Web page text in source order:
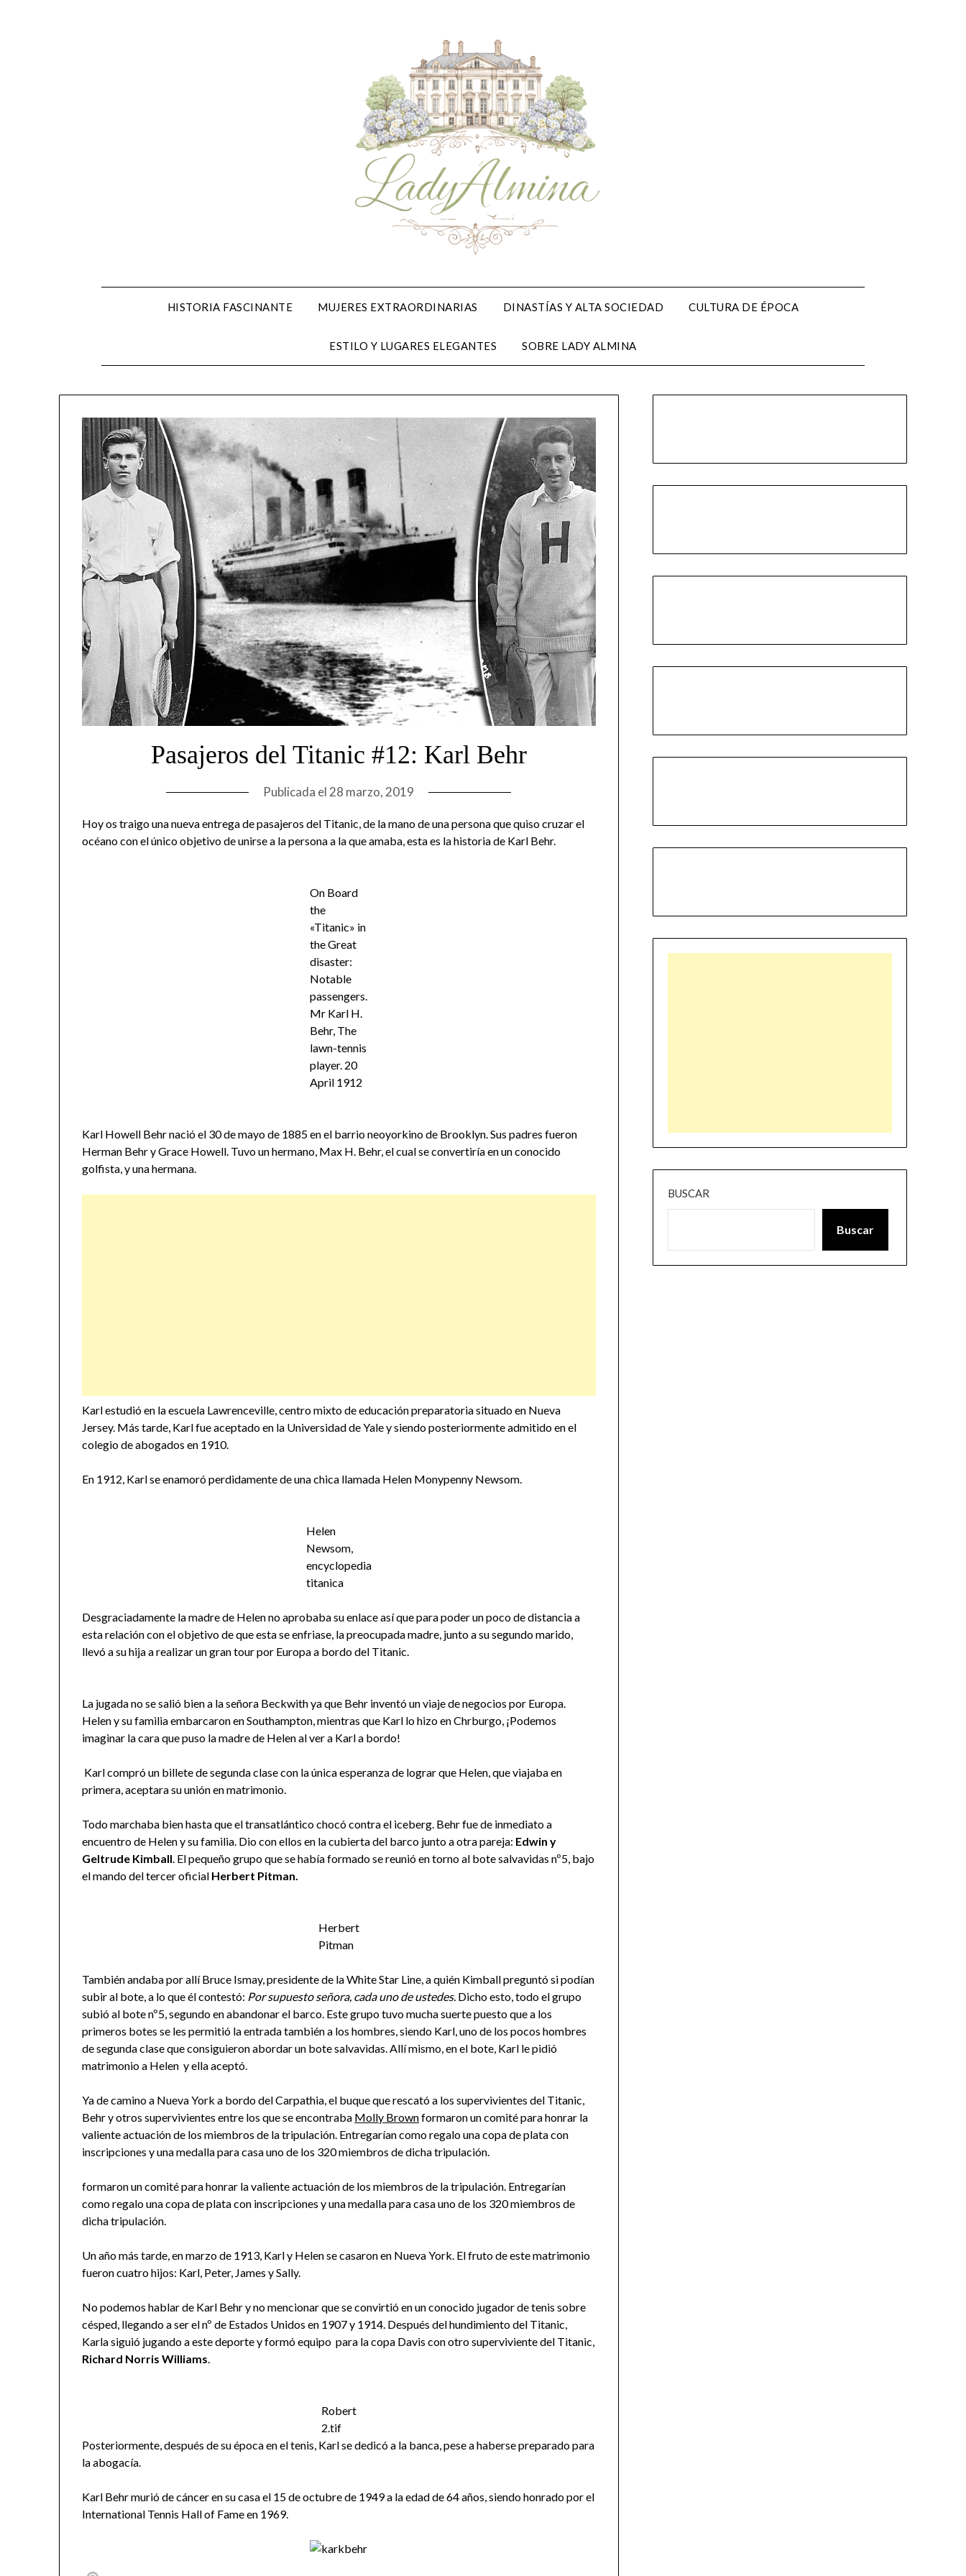
HISTORIA FASCINANTE MUJERES EXTRAORDINARIAS DINASTÍAS Y ALTA SOCIEDAD CULTURA DE ÉPOCA
ESTILO Y LUGARES ELEGANTES SOBRE LADY ALMINA
Pasajeros del Titanic #12: Karl Behr
Publicada el28 marzo, 2019
Hoy os traigo una nueva entrega de pasajeros del Titanic, de la mano de una persona que quiso cruzar el
océano con el único objetivo de unirse a la persona a la que amaba, esta es la historia de Karl Behr.
On Board
the
«Titanic» in
the Great
disaster:
Notable
passengers.
Mr Karl H.
Behr, The
lawn-tennis
player. 20
April 1912
Karl Howell Behr nació el 30 de mayo de 1885 en el barrio neoyorkino de Brooklyn. Sus padres fueron
Herman Behr y Grace Howell. Tuvo un hermano, Max H. Behr, el cual se convertiría en un conocido
golfista, y una hermana.
Karl estudió en la escuela Lawrenceville, centro mixto de educación preparatoria situado en Nueva
Jersey. Más tarde, Karl fue aceptado en la Universidad de Yale y siendo posteriormente admitido en el
colegio de abogados en 1910.
En 1912, Karl se enamoró perdidamente de una chica llamada Helen Monypenny Newsom.
Helen
Newsom,
encyclopedia
titanica
Desgraciadamente la madre de Helen no aprobaba su enlace así que para poder un poco de distancia a
esta relación con el objetivo de que esta se enfriase, la preocupada madre, junto a su segundo marido,
llevó a su hija a realizar un gran tour por Europa a bordo del Titanic.
La jugada no se salió bien a la señora Beckwith ya que Behr inventó un viaje de negocios por Europa.
Helen y su familia embarcaron en Southampton, mientras que Karl lo hizo en Chrburgo, ¡Podemos
imaginar la cara que puso la madre de Helen al ver a Karl a bordo!
Karl compró un billete de segunda clase con la única esperanza de lograr que Helen, que viajaba en
primera, aceptara su unión en matrimonio.
Todo marchaba bien hasta que el transatlántico chocó contra el iceberg. Behr fue de inmediato a
encuentro de Helen y su familia. Dio con ellos en la cubierta del barco junto a otra pareja: Edwin y
Geltrude Kimball. El pequeño grupo que se había formado se reunió en torno al bote salvavidas nº5, bajo
el mando del tercer oficial Herbert Pitman.
Herbert
Pitman
También andaba por allí Bruce Ismay, presidente de la White Star Line, a quién Kimball preguntó si podían
subir al bote, a lo que él contestó: Por supuesto señora, cada uno de ustedes. Dicho esto, todo el grupo
subió al bote nº5, segundo en abandonar el barco. Este grupo tuvo mucha suerte puesto que a los
primeros botes se les permitió la entrada también a los hombres, siendo Karl, uno de los pocos hombres
de segunda clase que consiguieron abordar un bote salvavidas. Allí mismo, en el bote, Karl le pidió
matrimonio a Helen y ella aceptó.
Ya de camino a Nueva York a bordo del Carpathia, el buque que rescató a los supervivientes del Titanic,
Behr y otros supervivientes entre los que se encontraba Molly Brownformaron un comité para honrar la
valiente actuación de los miembros de la tripulación. Entregarían como regalo una copa de plata con
inscripciones y una medalla para casa uno de los 320 miembros de dicha tripulación.
formaron un comité para honrar la valiente actuación de los miembros de la tripulación. Entregarían
como regalo una copa de plata con inscripciones y una medalla para casa uno de los 320 miembros de
dicha tripulación.
Un año más tarde, en marzo de 1913, Karl y Helen se casaron en Nueva York. El fruto de este matrimonio
fueron cuatro hijos: Karl, Peter, James y Sally.
No podemos hablar de Karl Behr y no mencionar que se convirtió en un conocido jugador de tenis sobre
césped, llegando a ser el nº de Estados Unidos en 1907 y 1914. Después del hundimiento del Titanic,
Karla siguió jugando a este deporte y formó equipo para la copa Davis con otro superviviente del Titanic,
Richard Norris Williams.
Robert
2.tif
Posteriormente, después de su época en el tenis, Karl se dedicó a la banca, pese a haberse preparado para
la abogacía.
Karl Behr murió de cáncer en su casa el 15 de octubre de 1949 a la edad de 64 años, siendo honrado por el
International Tennis Hall of Fame en 1969.
BUSCAR
Buscar